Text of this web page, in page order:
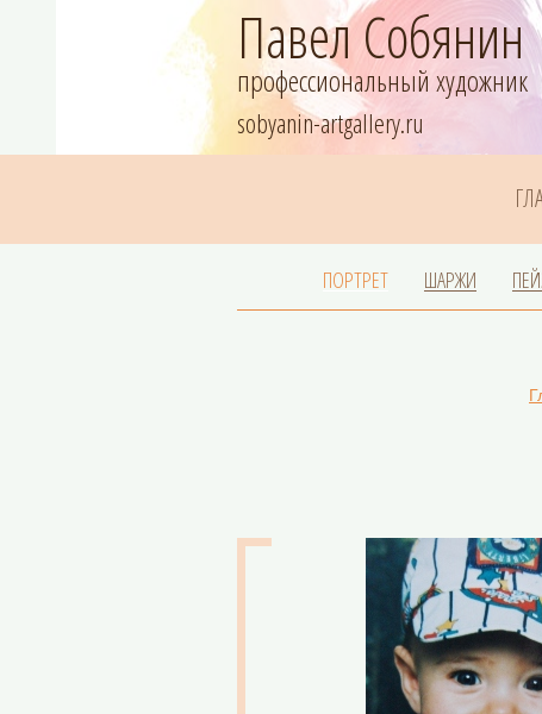
Павел Собянин
профессиональный художник
sobyanin-artgallery.ru
ПОРТРЕТ ШАРЖИ